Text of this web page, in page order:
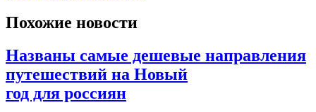
Похожие новости
Названы самые дешевые направления
путешествий на Новый
год для россиян